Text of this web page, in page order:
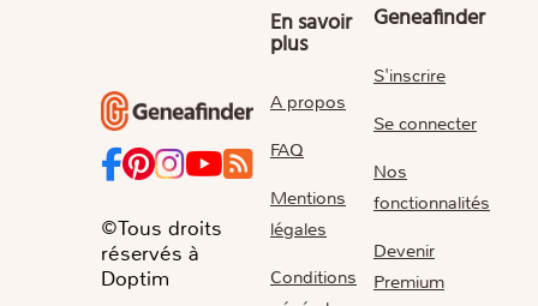
©Tous droits
réservés à
Doptim
En savoir
plus
A propos
FAQ
Mentions
légales
Conditions
Geneafinder
S'inscrire
Se connecter
Nos
fonctionnalités
Devenir
Premium